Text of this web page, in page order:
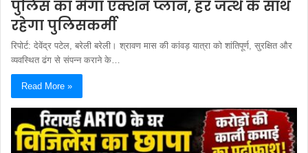
पुलिस का मेगा एक्शन प्लान, हर जत्थे के साथ
रहेगा पुलिसकर्मी
रिपोर्ट: देवेंद्र पटेल, बरेली बरेली। श्रावण मास की कांवड़ यात्रा को शांतिपूर्ण, सुरक्षित और
व्यवस्थित ढंग से संपन्न कराने के…
Read More »